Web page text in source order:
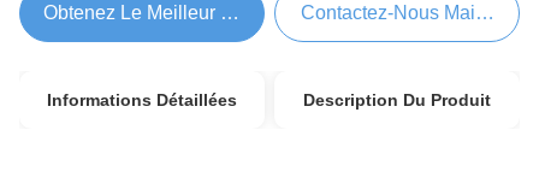
Obtenez Le Meilleur Prix Contactez-Nous Maintenant
Informations Détaillées Description Du Produit